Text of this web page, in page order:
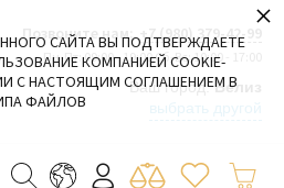
Позвоните нам: +7 (980) 379-42-99
Пн-Пт: 09:00 - 19:00 Сб-Вс: 10:00 - 17:00
Ваш город:Белиз
САЙТА ВЫ ПОДТВЕРЖДАЕТЕ
КОМПАНИЕЙ COOKIE-
С НАСТОЯЩИМ СОГЛАШЕНИЕМ В
ФАЙЛОВ
×